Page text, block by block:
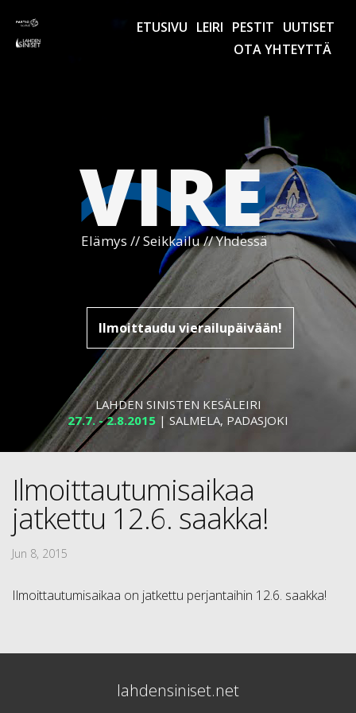
ETUSIVU LEIRI PESTIT UUTISET
OTA YHTEYTTÄ
~
VIRE
Elämys // Seikkailu // Yhdessä
Ilmoittaudu vierailupäivään!
LAHDEN SINISTEN KESÄLEIRI
27.7. - 2.8.2015 | SALMELA, PADASJOKI
Ilmoittautumisaikaa
jatkettu 12.6. saakka!
Jun 8, 2015
Ilmoittautumisaikaa on jatkettu perjantaihin 12.6. saakka!
lahdensiniset.net